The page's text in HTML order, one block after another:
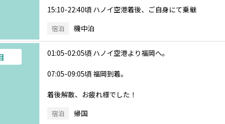
15:10-22:40頃 ハノイ空港着後、ご自身にて乗継
宿泊 機中泊
01:05-02:05頃 ハノイ空港より福岡へ。
07:05-09:05頃 福岡到着。
着後解散、お疲れ様でした！
宿泊 帰国